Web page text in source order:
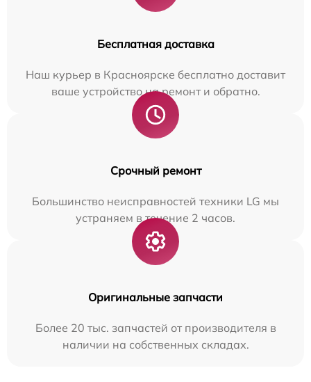
Бесплатная доставка
Наш курьер в Красноярске бесплатно доставит
ваше устройство на ремонт и обратно.
Срочный ремонт
Большинство неисправностей техники LG мы
устраняем в течение 2 часов.
Оригинальные запчасти
Более 20 тыс. запчастей от производителя в
наличии на собственных складах.